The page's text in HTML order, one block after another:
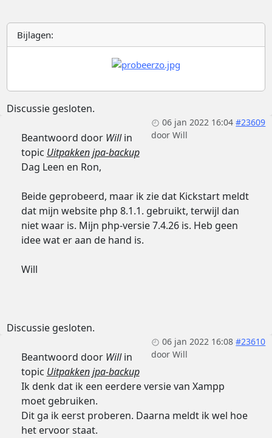
Bijlagen:
Discussie gesloten.
06 jan 2022 16:04 #23609
doorWill
Beantwoord door Willin
topic Uitpakken jpa-backup
Dag Leen en Ron,
Beide geprobeerd, maar ik zie dat Kickstart meldt
dat mijn website php 8.1.1. gebruikt, terwijl dan
niet waar is. Mijn php-versie 7.4.26 is. Heb geen
idee wat er aan de hand is.
Will
Discussie gesloten.
06 jan 2022 16:08 #23610
doorWill
Beantwoord door Willin
topic Uitpakken jpa-backup
Ik denk dat ik een eerdere versie van Xampp
moet gebruiken.
Dit ga ik eerst proberen. Daarna meldt ik wel hoe
het ervoor staat.